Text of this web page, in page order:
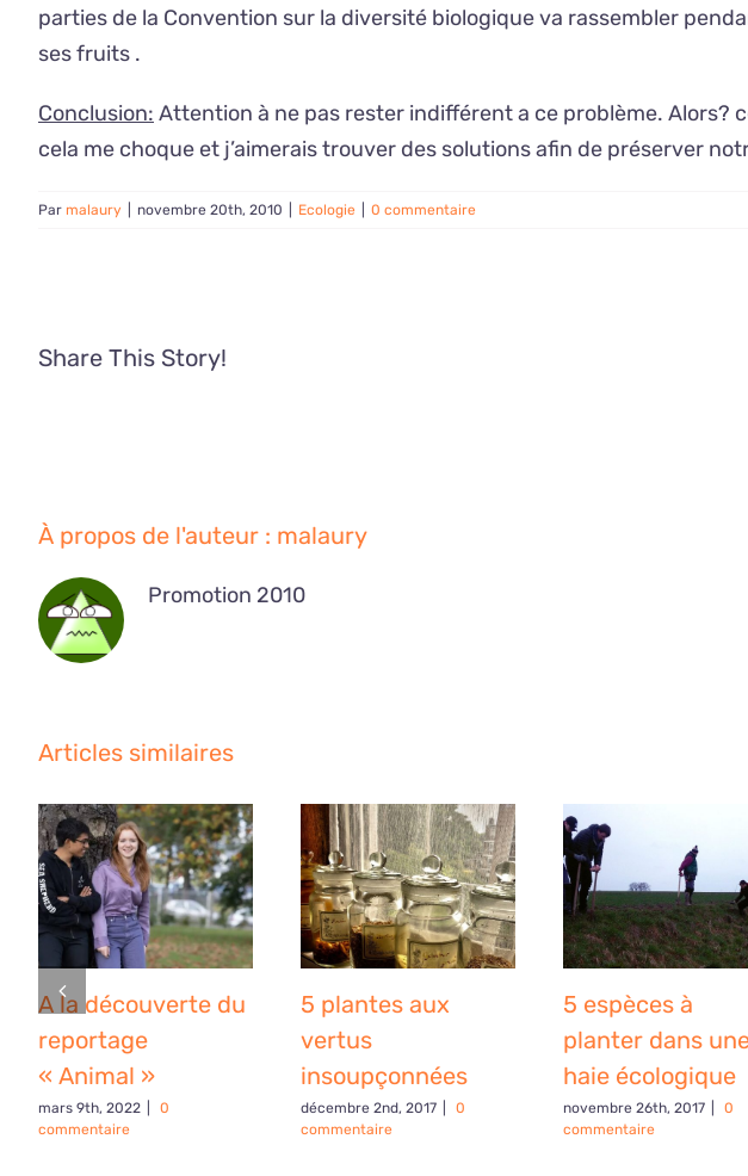
parties de la Convention sur la diversité biologique va rassembler
ses fruits .
Conclusion: Attention à ne pas rester indifférent a ce problème.
cela me choque et j’aimerais trouver des solutions afin de préserver
Par malaury novembre 20th, 2010 Ecologie 0 commentaire
Share This Story!
À propos de l'auteur : malaury
Promotion 2010
Articles similaires
A la découverte du
reportage
« Animal »
mars 9th, 2022
0
commentaire
5 plantes aux
vertus
insoupçonnées
décembre 2nd, 2017
0
commentaire
5 espèces à
planter dans
haie écologique
novembre 26th, 2017
0
commentaire